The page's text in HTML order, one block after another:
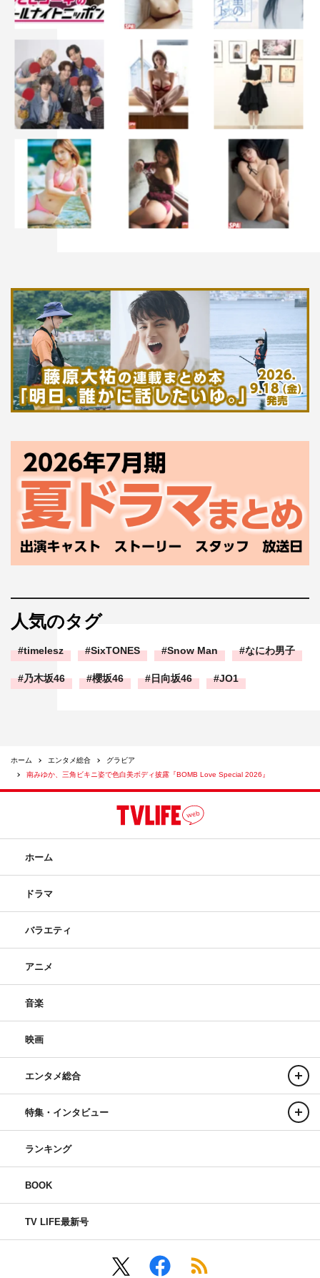
人気のタグ
timelesz SixTONES Snow Man なにわ男子
乃木坂46 櫻坂46 日向坂46 JO1
ホーム エンタメ総合
グラビア
南みゆか、三角ビキニ姿で色白美ボディ披露『BOMB Love Special 2026』
ホーム
ドラマ
バラエティ
アニメ
音楽
映画
エンタメ総合
特集・インタビュー
ランキング
BOOK
TV LIFE最新号